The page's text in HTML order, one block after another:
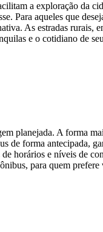
a exploração da
Para aqueles que
As estradas
e o cotidiano de
planejada. A forma
de forma antecipada,
horários e níveis de
para quem